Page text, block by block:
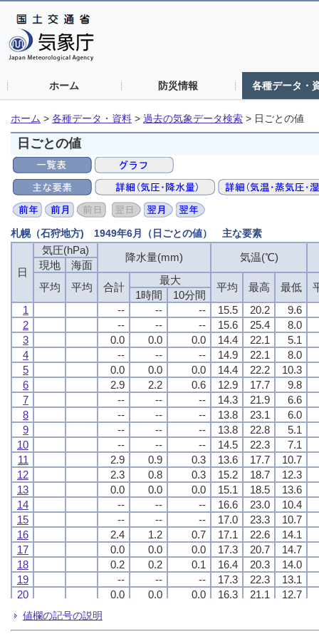
ホーム 防災情報 各種データ・
ホーム > 各種データ・資料 > 過去の気象データ検索 > 日ごとの値
日ごとの値
札幌（石狩地方) 1949年6月（日ごとの値） 主な要素
日
気圧(hPa)
降水量(mm) 気温(℃)
現地
海面
平均
平均 合計
最大
平均 最高 最低
1時間
10分間
1
-- -- -- 15.5 20.2
9.6
2
-- -- -- 15.6 25.4
8.0
3
0.0 0.0 0.0 14.4 22.1
5.1
4
-- -- -- 14.9 22.1
8.0
5
0.0 0.0 0.0 14.4 22.2
10.3
6
2.9 2.2 0.6 12.9 17.7
9.8
7
-- -- -- 14.3 21.9
6.6
8
-- -- -- 13.8 23.1
6.0
9
-- -- -- 13.8 22.8
5.1
10
-- -- -- 14.5 22.3
7.1
11
2.9 0.9 0.3 13.6 17.7
10.7
12
2.3 0.8 0.3 15.2 18.7
12.3
13
0.0 0.0 0.0 15.1 18.5
13.6
14
-- -- -- 16.6 23.0
10.4
15
-- -- -- 17.0 23.3
10.7
16
2.4 1.2 0.7 17.1 22.6
14.1
17
0.0 0.0 0.0 17.3 20.7
14.7
18
0.2 0.2 0.1 16.4 20.3
14.0
19
-- -- -- 17.3 22.3
13.1
20
0.0 0.0 0.0 16.3 21.1
12.7
21
22
日
気圧(hPa)
降水量(mm) 気温(℃)
現地
海面
平均
平均 合計
最大
平均 最高 最低
1時間
10分間
1
-- -- -- 15.5 20.2
9.6
2
-- -- -- 15.6 25.4
8.0
3
0.0 0.0 0.0 14.4 22.1
5.1
4
-- -- -- 14.9 22.1
8.0
5
0.0 0.0 0.0 14.4 22.2
10.3
6
2.9 2.2 0.6 12.9 17.7
9.8
7
-- -- -- 14.3 21.9
6.6
8
-- -- -- 13.8 23.1
6.0
9
-- -- -- 13.8 22.8
5.1
10
-- -- -- 14.5 22.3
7.1
11
2.9 0.9 0.3 13.6 17.7
10.7
12
2.3 0.8 0.3 15.2 18.7
12.3
13
0.0 0.0 0.0 15.1 18.5
13.6
14
-- -- -- 16.6 23.0
10.4
15
-- -- -- 17.0 23.3
10.7
16
2.4 1.2 0.7 17.1 22.6
14.1
17
0.0 0.0 0.0 17.3 20.7
14.7
18
0.2 0.2 0.1 16.4 20.3
14.0
19
-- -- -- 17.3 22.3
13.1
20
0.0 0.0 0.0 16.3 21.1
12.7
21
22
日
気圧(hPa)
降水量(mm) 気温(℃)
現地
海面
平均
平均 合計
最大
平均 最高 最低
1時間
10分間
1
-- -- -- 15.5 20.2
9.6
2
-- -- -- 15.6 25.4
8.0
3
0.0 0.0 0.0 14.4 22.1
5.1
4
-- -- -- 14.9 22.1
8.0
5
0.0 0.0 0.0 14.4 22.2
10.3
6
2.9 2.2 0.6 12.9 17.7
9.8
7
-- -- -- 14.3 21.9
6.6
8
-- -- -- 13.8 23.1
6.0
9
-- -- -- 13.8 22.8
5.1
10
-- -- -- 14.5 22.3
7.1
11
2.9 0.9 0.3 13.6 17.7
10.7
12
2.3 0.8 0.3 15.2 18.7
12.3
13
0.0 0.0 0.0 15.1 18.5
13.6
14
-- -- -- 16.6 23.0
10.4
15
-- -- -- 17.0 23.3
10.7
16
2.4 1.2 0.7 17.1 22.6
14.1
17
0.0 0.0 0.0 17.3 20.7
14.7
18
0.2 0.2 0.1 16.4 20.3
14.0
19
-- -- -- 17.3 22.3
13.1
20
0.0 0.0 0.0 16.3 21.1
12.7
21
22
日
気圧(hPa)
降水量(mm) 気温(℃)
現地
海面
平均
平均 合計
最大
平均 最高 最低
1時間
10分間
1
-- -- -- 15.5 20.2
9.6
2
-- -- -- 15.6 25.4
8.0
3
0.0 0.0 0.0 14.4 22.1
5.1
4
-- -- -- 14.9 22.1
8.0
5
0.0 0.0 0.0 14.4 22.2
10.3
6
2.9 2.2 0.6 12.9 17.7
9.8
7
-- -- -- 14.3 21.9
6.6
8
-- -- -- 13.8 23.1
6.0
9
-- -- -- 13.8 22.8
5.1
10
-- -- -- 14.5 22.3
7.1
11
2.9 0.9 0.3 13.6 17.7
10.7
12
2.3 0.8 0.3 15.2 18.7
12.3
13
0.0 0.0 0.0 15.1 18.5
13.6
14
-- -- -- 16.6 23.0
10.4
15
-- -- -- 17.0 23.3
10.7
16
2.4 1.2 0.7 17.1 22.6
14.1
17
0.0 0.0 0.0 17.3 20.7
14.7
18
0.2 0.2 0.1 16.4 20.3
14.0
19
-- -- -- 17.3 22.3
13.1
20
0.0 0.0 0.0 16.3 21.1
12.7
21
22
値欄の記号の説明